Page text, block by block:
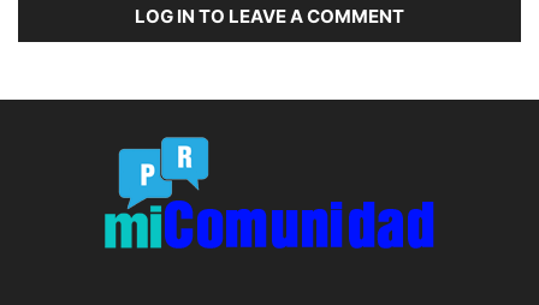
LOG IN TO LEAVE A COMMENT